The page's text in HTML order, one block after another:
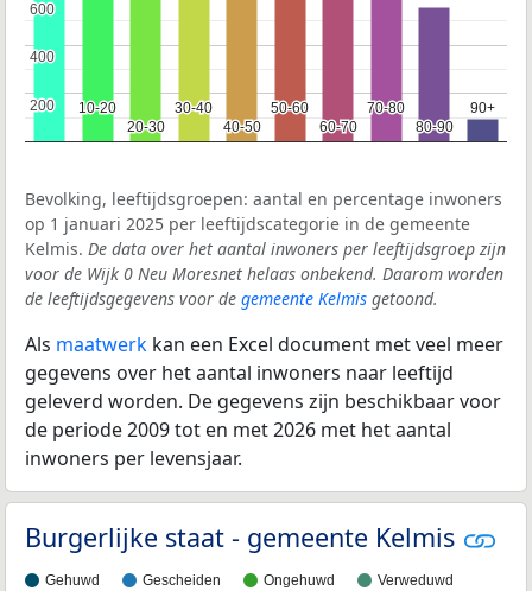
10-20
10-20
20-30
20-30
30-40
30-40
40-50
40-50
50-60
50-60
60-70
60-70
70-80
70-80
80-90
80-90
90+
90+
200
200
400
400
600
600
Bevolking, leeftijdsgroepen: aantal en percentage inwoners
op 1 januari 2025 per leeftijdscategorie in de gemeente
Kelmis. De data over het aantal inwoners per leeftijdsgroep zijn
voor de Wijk 0 Neu Moresnet helaas onbekend. Daarom worden
de leeftijdsgegevens voor de gemeente Kelmis getoond.
Als maatwerk kan een Excel document met veel meer
gegevens over het aantal inwoners naar leeftijd
geleverd worden. De gegevens zijn beschikbaar voor
de periode 2009 tot en met 2026 met het aantal
inwoners per levensjaar.
Burgerlijke staat - gemeente Kelmis
Gehuwd Gescheiden Ongehuwd Verweduwd